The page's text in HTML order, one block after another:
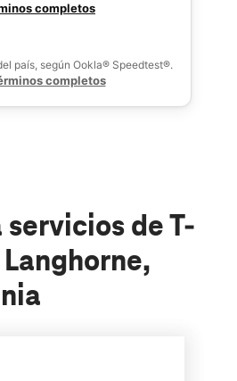
completos
país, según Ookla® Speedtest®.
completos
de T-